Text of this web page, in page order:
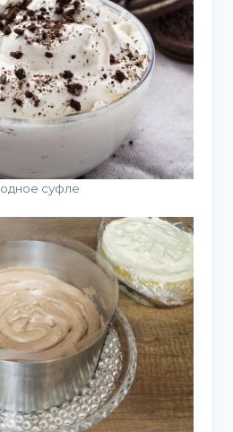
суфле